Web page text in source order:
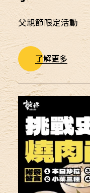
父親節限定活動
了解更多